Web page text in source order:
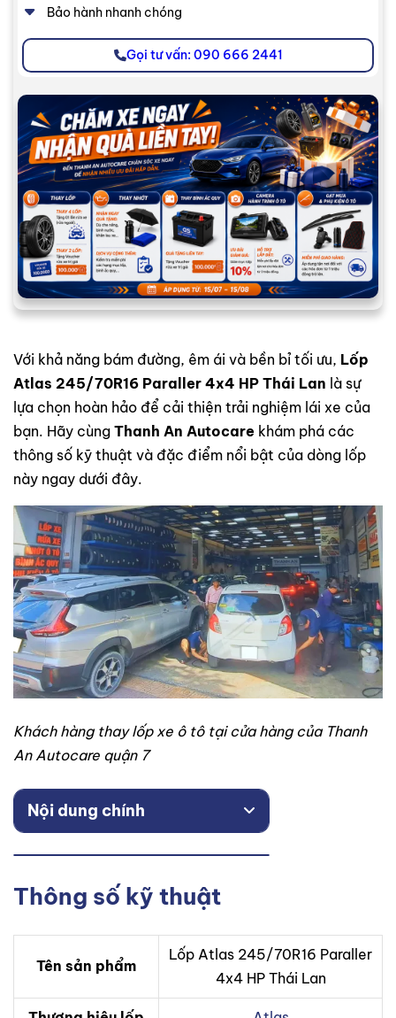
Bảo hành nhanh chóng
Gọi tư vấn: 090 666 2441
Với khả năng bám đường, êm ái và bền bỉ tối ưu, Lốp
Atlas 245/70R16 Paraller 4x4 HP Thái Lan là sự
lựa chọn hoàn hảo để cải thiện trải nghiệm lái xe của
bạn. Hãy cùng Thanh An Autocare khám phá các
thông số kỹ thuật và đặc điểm nổi bật của dòng lốp
này ngay dưới đây.
Khách hàng thay lốp xe ô tô tại cửa hàng của Thanh
An Autocare quận 7
Nội dung chính
Thông số kỹ thuật
Tên sản phẩm
Lốp Atlas 245/70R16 Paraller
4x4 HP Thái Lan